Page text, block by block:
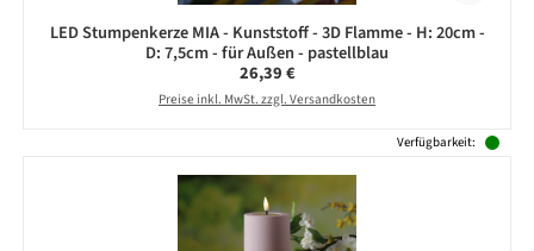
LED Stumpenkerze MIA - Kunststoff - 3D Flamme - H: 20cm -
D: 7,5cm - für Außen - pastellblau
Regulärer Preis:
26,39 €
Preise inkl. MwSt. zzgl. Versandkosten
Verfügbarkeit: